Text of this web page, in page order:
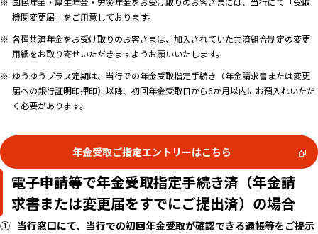
機関変更届」をご用意しております。
各種共済年金をお受け取りのお客さまは、加入されていた共済組合制定の変更
用紙をお取り寄せいただきますようお願いいたします。
ゆうゆうプラス定期は、当行での年金受取指定手続き（年金請求書または変更
届への銀行証明印押印）以降、初回年金受取日から6か月以内にお預入れいただ
く必要があります。
年金受取ご指定エントリーはこちら
電子申請等で年金受取指定手続き済（年金請
求書または変更届をすでにご提出済）の場合
当行窓口にて、当行での初回年金受取が確認できる通帳等をご提示